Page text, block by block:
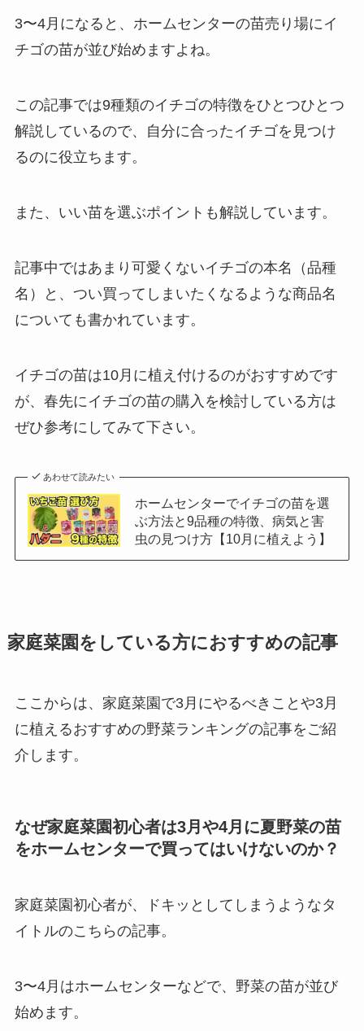
3〜4月になると、ホームセンターの苗売り場にイ
チゴの苗が並び始めますよね。
この記事では9種類のイチゴの特徴をひとつひとつ
解説しているので、自分に合ったイチゴを見つけ
るのに役立ちます。
また、いい苗を選ぶポイントも解説しています。
記事中ではあまり可愛くないイチゴの本名（品種
名）と、つい買ってしまいたくなるような商品名
についても書かれています。
イチゴの苗は10月に植え付けるのがおすすめです
が、春先にイチゴの苗の購入を検討している方は
ぜひ参考にしてみて下さい。
あわせて読みたい
ホームセンターでイチゴの苗を選
ぶ方法と9品種の特徴、病気と害
虫の見つけ方【10月に植えよう】
家庭菜園をしている方におすすめの記事
ここからは、家庭菜園で3月にやるべきことや3月
に植えるおすすめの野菜ランキングの記事をご紹
介します。
なぜ家庭菜園初心者は3月や4月に夏野菜の苗
をホームセンターで買ってはいけないのか？
家庭菜園初心者が、ドキッとしてしまうようなタ
イトルのこちらの記事。
3〜4月はホームセンターなどで、野菜の苗が並び
始めます。